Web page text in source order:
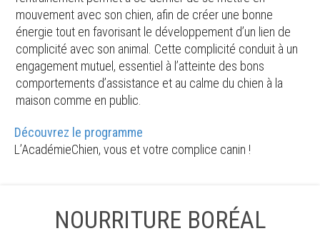
mouvement avec son chien, afin de créer une bonne
énergie tout en favorisant le développement d’un lien de
complicité avec son animal. Cette complicité conduit à un
engagement mutuel, essentiel à l’atteinte des bons
comportements d’assistance et au calme du chien à la
maison comme en public.
Découvrez le programme
L’AcadémieChien, vous et votre complice canin !
NOURRITURE BORÉAL